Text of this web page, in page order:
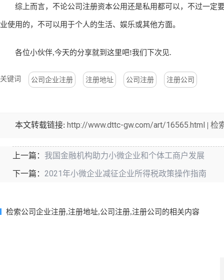
综上而言，不论公司注册资本公用还是私用都可以，不过一定
业使用的，不可以用于个人的生活、娱乐或其他方面。
各位小伙伴,今天的分享就到这里吧!我们下次见.
关键词 公司企业注册 注册地址 公司注册 注册公司
本文转载链接: http://www.dttc-gw.com/art/16565.html | 检
上一篇： 我国金融机构助力小微企业和个体工商户发展
下一篇： 2021年小微企业减征企业所得税政策操作指南
检索公司企业注册,注册地址,公司注册,注册公司的相关内容